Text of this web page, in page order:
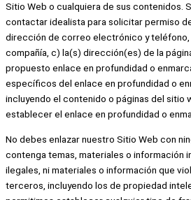
Sitio Web o cualquiera de sus contenidos.
contactar idealista para solicitar permiso
dirección de correo electrónico y teléfono,
compañía, c) la(s) dirección(es) de la
propuesto enlace en profundidad o
específicos del enlace en profundidad o
incluyendo el contenido o páginas del sitio
establecer el enlace en profundidad o
No debes enlazar nuestro Sitio Web con
contenga temas, materiales o información
ilegales, ni materiales o información que
terceros, incluyendo los de propiedad